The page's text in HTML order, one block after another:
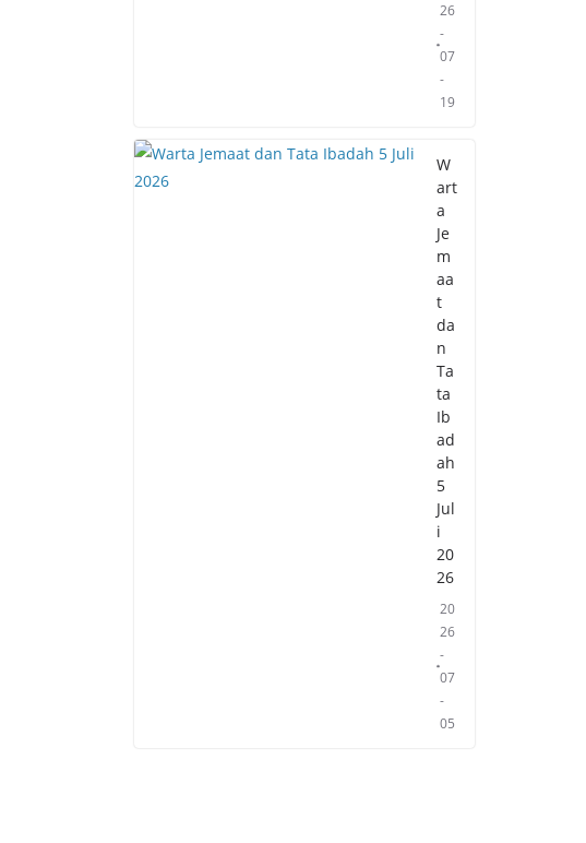
26
-
07
-
19
W
art
a
Je
m
aa
t
da
n
Ta
ta
Ib
ad
ah
5
Jul
i
20
26
20
26
-
07
-
05